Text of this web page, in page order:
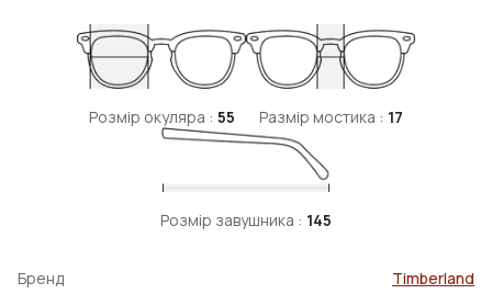
Розмір окуляра : 55 Размір мостика : 17
Розмір завушника : 145
Бренд Timberland